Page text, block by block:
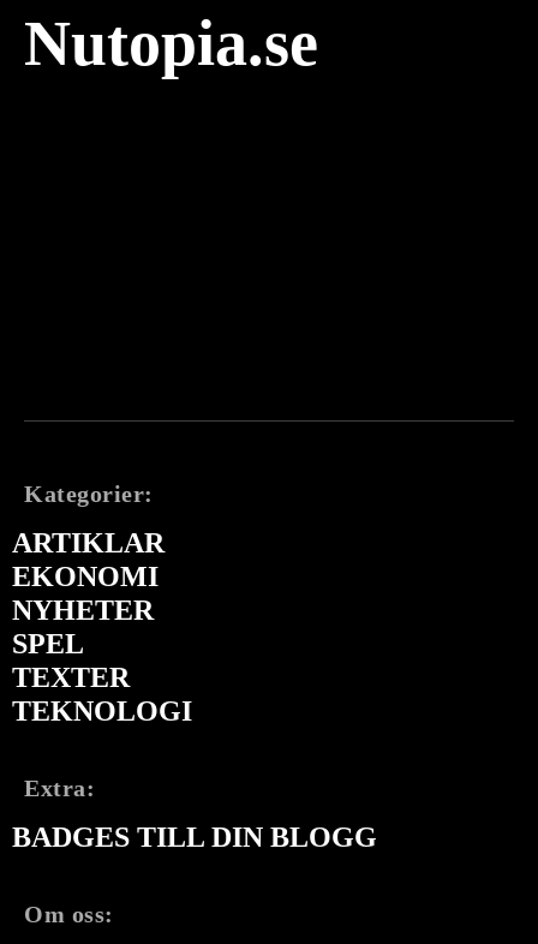
Nutopia.se
Kategorier:
ARTIKLAR
EKONOMI
NYHETER
SPEL
TEXTER
TEKNOLOGI
Extra:
BADGES TILL DIN BLOGG
Om oss: